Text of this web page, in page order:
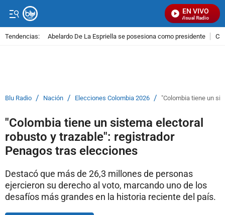
EN VIVO
Señal Visual Radio
Tendencias: Abelardo De La Espriella se posesiona como presidente
Blu Radio / Nación / Elecciones Colombia 2026 / "Colombia tiene un
"Colombia tiene un sistema electoral
robusto y trazable": registrador
Penagos tras elecciones
Destacó que más de 26,3 millones de personas
ejercieron su derecho al voto, marcando uno de los
desafíos más grandes en la historia reciente del país.